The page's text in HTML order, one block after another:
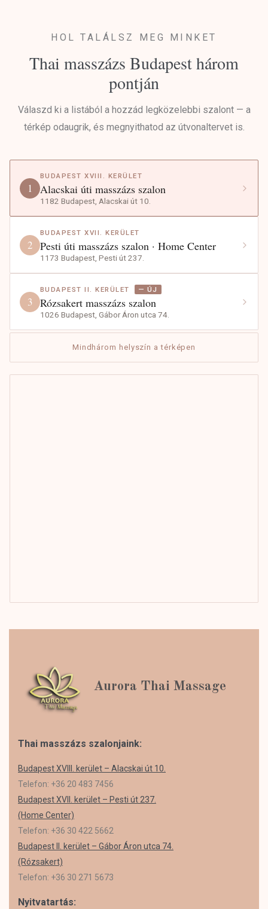
HOL TALÁLSZ MEG MINKET
Thai masszázs Budapest három
pontján
Válaszd ki a listából a hozzád legközelebbi szalont — a
térkép odaugrik, és megnyithatod az útvonaltervet is.
1
BUDAPEST XVIII. KERÜLET
Alacskai úti masszázs szalon
1182 Budapest, Alacskai út 10.
2
BUDAPEST XVII. KERÜLET
Pesti úti masszázs szalon · Home Center
1173 Budapest, Pesti út 237.
3
BUDAPEST II. KERÜLET — ÚJ
Rózsakert masszázs szalon
1026 Budapest, Gábor Áron utca 74.
Mindhárom helyszín a térképen
Aurora Thai Massage
Thai masszázs szalonjaink:
Budapest XVIII. kerület – Alacskai út 10.
Telefon: +36 20 483 7456
Budapest XVII. kerület – Pesti út 237.
(Home Center)
Telefon: +36 30 422 5662
Budapest II. kerület – Gábor Áron utca 74.
(Rózsakert)
Telefon: +36 30 271 5673
Nyitvatartás: